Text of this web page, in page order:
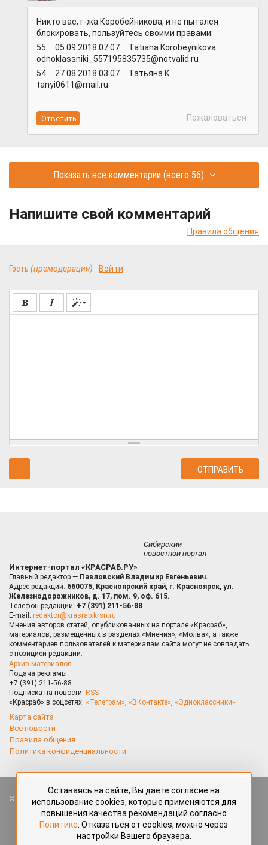
Никто вас, г-жа Коробейникова, и не пытался
блокировать, пользуйтесь своими правами:
55 05.09.2018 07:07 Tatiana Korobeynikova
odnoklassniki_557195835735@notvalid.ru
54 27.08.2018 03:07 Татьяна К.
tanyi0611@mail.ru
Пожаловаться
Показать все комментарии(всего 56)
Напишите свой комментарий
Правила общения
Гость (премодерация) Войти
Сибирский
новостной портал
Интернет-портал «КРАСРАБ.РУ»
Главный редактор — Павловский Владимир Евгеньевич.
Адрес редакции: 660075, Красноярский край, г. Красноярск, ул.
Железнодорожников, д. 17, пом. 9, оф. 615.
Телефон редакции: +7 (391) 211-56-88
E-mail: redaktor@krasrab.krsn.ru
Мнения авторов статей, опубликованных на портале «Красраб»,
материалов, размещённых в разделах «Мнения», «Молва», а также
комментариев пользователей к материалам сайта могут не совпадать
с позицией редакции.
Архив материалов
Подача рекламы:
+7 (391) 211-56-88
Подписка на новости: RSS
«Красраб» в соцсетях: «Телеграм», «ВКонтакте», «Одноклассники»
Карта сайта
Все новости
Правила общения
Политика конфиденциальности
Все права защищены. Любые материалы, размещённые на портале
«Красраб.ру» сотрудниками редакции, нештатными авторами
и читателями, являются объектами авторского права. Полное или
частичное использование материалов, размещённых на портале
«Красраб.ру», допускается только с письменного согласия редакции
Оставаясь на сайте, Вы даете согласие на
использование cookies, которые применяются для
повышения качества рекомендаций согласно
Политике . Отказаться от cookies, можно через
настройки Вашего браузера.